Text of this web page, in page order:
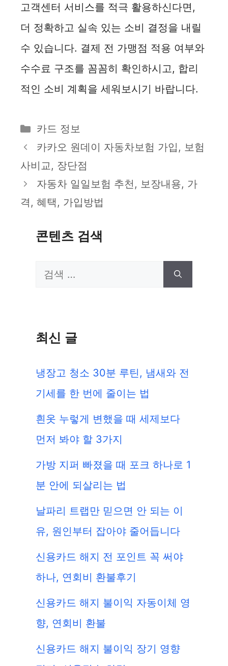
고객센터 서비스를 적극 활용하신다면,
더 정확하고 실속 있는 소비 결정을 내릴
수 있습니다. 결제 전 가맹점 적용 여부와
수수료 구조를 꼼꼼히 확인하시고, 합리
적인 소비 계획을 세워보시기 바랍니다.
카
테
리
카드 정보
카카오 원데이 자동차보험 가입, 보험
사비교, 장단점
자동차 일일보험 추천, 보장내용, 가
격, 혜택, 가입방법
콘텐츠 검색
검
최신 글
냉장고 청소 30분 루틴, 냄새와 전
기세를 한 번에 줄이는 법
흰옷 누렇게 변했을 때 세제보다
먼저 봐야 할 3가지
가방 지퍼 빠졌을 때 포크 하나로 1
분 안에 되살리는 법
날파리 트랩만 믿으면 안 되는 이
유, 원인부터 잡아야 줄어듭니다
신용카드 해지 전 포인트 꼭 써야
하나, 연회비 환불후기
신용카드 해지 불이익 자동이체 영
향, 연회비 환불
신용카드 해지 불이익 장기 영향